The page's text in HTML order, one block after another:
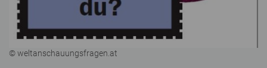
© weltanschauungsfragen.at